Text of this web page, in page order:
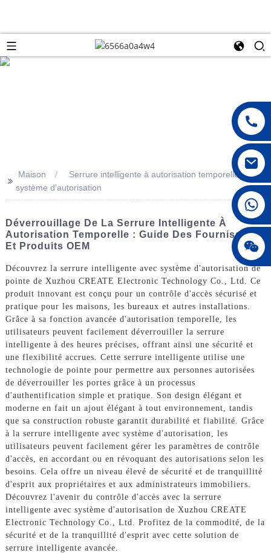
008615396811719
>> Maison
Serrure intelligente à autorisation temporelle avec
système d'autorisation
Déverrouillage De La Serrure Intelligente À
Autorisation Temporelle : Guide Des Fournisseurs
Et Produits OEM
Découvrez la serrure intelligente avec système d'autorisation de
pointe de Xuzhou CREATE Electronic Technology Co., Ltd. Ce
produit innovant est conçu pour un contrôle d'accès sécurisé et
pratique pour les maisons, les bureaux et autres installations.
Grâce à sa fonction avancée d'autorisation temporelle, les
utilisateurs peuvent facilement déverrouiller la serrure
intelligente à des heures précises, offrant ainsi une sécurité et
une flexibilité accrues. Cette serrure intelligente utilise une
technologie de pointe pour permettre aux personnes autorisées
de déverrouiller les portes grâce à un processus
d'authentification simple et pratique. Son design élégant et
moderne en fait un ajout élégant à tout environnement, tandis
que sa construction robuste garantit durabilité et fiabilité. Grâce
à la serrure intelligente avec système d'autorisation, les
utilisateurs peuvent facilement gérer les paramètres de contrôle
d'accès, en accordant ou en révoquant des autorisations selon les
besoins. Cela offre un niveau élevé de sécurité et de tranquillité
d'esprit aux propriétaires et aux administrateurs immobiliers.
Découvrez l'avenir du contrôle d'accès avec la serrure
intelligente avec système d'autorisation de Xuzhou CREATE
Electronic Technology Co., Ltd. Profitez de la commodité, de la
sécurité et de la tranquillité d'esprit avec cette solution de
serrure intelligente avancée.